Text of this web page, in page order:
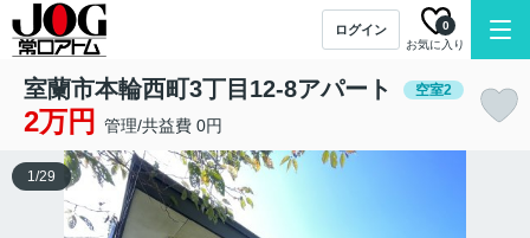
ログイン
お気に入り
0
室蘭市本輪西町3丁目12-8アパート 空室2
2万円 管理/共益費 0円
1/29